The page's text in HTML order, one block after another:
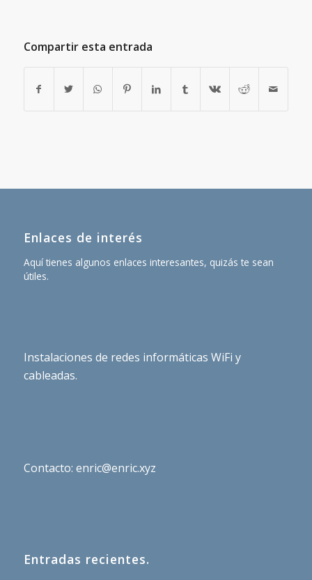
Compartir esta entrada
Enlaces de interés
Aquí tienes algunos enlaces interesantes, quizás te sean
útiles.
Instalaciones de redes informáticas WiFi y
cableadas.
Contacto: enric@enric.xyz
Entradas recientes.